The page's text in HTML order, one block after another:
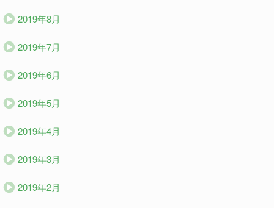
2019年8月
2019年7月
2019年6月
2019年5月
2019年4月
2019年3月
2019年2月